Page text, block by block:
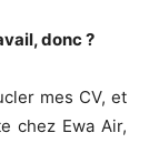
donc ?
mes CV, et
chez Ewa Air,